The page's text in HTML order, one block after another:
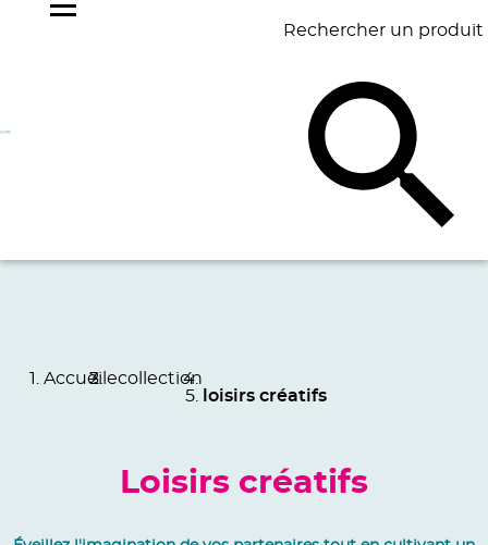
Rechercher un produit
BAGAGERIE BUREAU
Accueil ecollection
loisirs créatifs
Loisirs créatifs